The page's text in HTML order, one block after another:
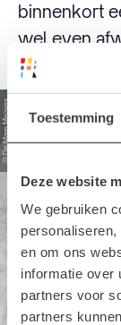
Toestemming
Deze website
We gebruiken
en om ons
informatie over
partners voor
partners
binnenkort
wel even
© De Maas Meisjes